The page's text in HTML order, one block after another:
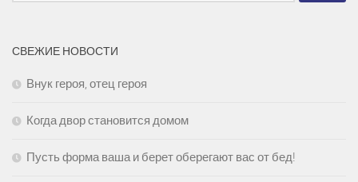
СВЕЖИЕ НОВОСТИ
Внук героя, отец героя
Когда двор становится домом
Пусть форма ваша и берет оберегают вас от бед!